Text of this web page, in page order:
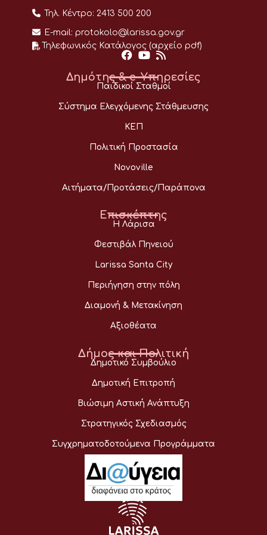
Τηλ. Κέντρο: 2413 500 200
E-mail: protokolo@larissa.gov.gr
Τηλεφωνικός Κατάλογος (αρχείο pdf)
Δημότης & e-Υπηρεσίες
Παιδικοί Σταθμοί
Σύστημα Ελεγχόμενης Στάθμευσης
ΚΕΠ
Πολιτική Προστασία
Novoville
Αιτήματα/Προτάσεις/Παράπονα
Επισκέπτης
Η Λάρισα
Φεστιβάλ Πηνειού
Larissa Santa City
Περιήγηση στην πόλη
Διαμονή & Μετακίνηση
Αξιοθέατα
Δήμος και Πολιτική
Δημοτικό Συμβούλιο
Δημοτική Επιτροπή
Βιώσιμη Αστική Ανάπτυξη
Στρατηγικός Σχεδιασμός
Συγχρηματοδοτούμενα Προγράμματα